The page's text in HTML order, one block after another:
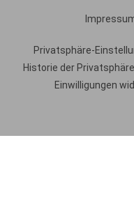
Privatsphäre-
Historie der
Einwilligungen